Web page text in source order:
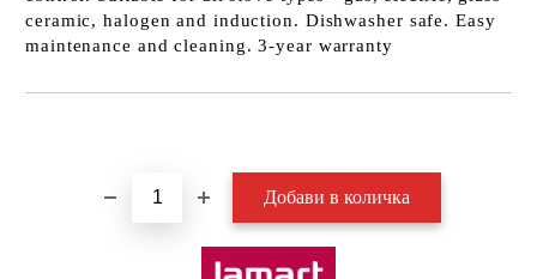
ceramic, halogen and induction. Dishwasher safe. Easy
maintenance and cleaning. 3-year warranty